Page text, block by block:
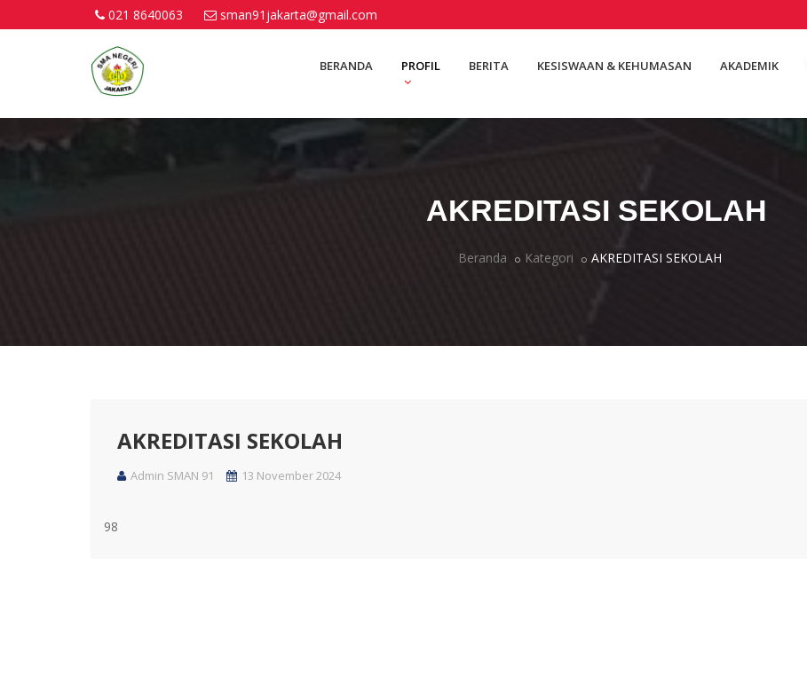
021 8640063 sman91jakarta@gmail.com
BERANDA PROFIL BERITA KESISWAAN & KEHUMASAN AKADEMIK
AKREDITASI SEKOLAH
Beranda Kategori AKREDITASI SEKOLAH
AKREDITASI SEKOLAH
Admin SMAN 91 13 November 2024
98